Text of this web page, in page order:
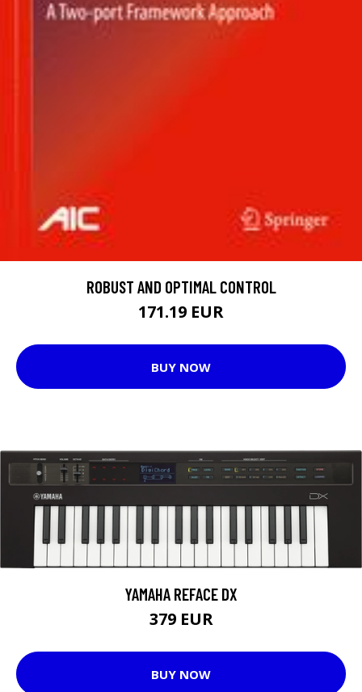
ROBUST AND OPTIMAL CONTROL
171.19 EUR
BUY NOW
YAMAHA REFACE DX
379 EUR
BUY NOW